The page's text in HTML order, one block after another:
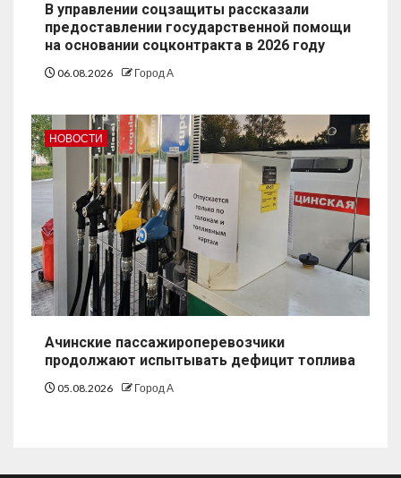
В управлении соцзащиты рассказали
предоставлении государственной помощи
на основании соцконтракта в 2026 году
06.08.2026 Город А
НОВОСТИ
Ачинские пассажироперевозчики
продолжают испытывать дефицит топлива
05.08.2026 Город А